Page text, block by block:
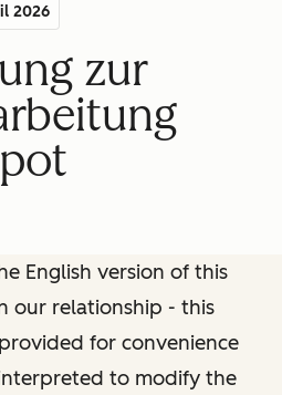
2026
zur
English version of this
our relationship - this
for convenience
to modify the